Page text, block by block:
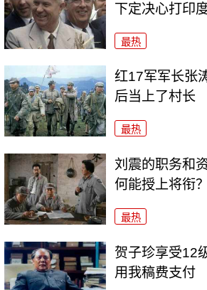
下定决心打印
最热
红17军军长张
后当上了村长
最热
刘震的职务和
何能授上将衔？
最热
贺子珍享受12
用我稿费支付